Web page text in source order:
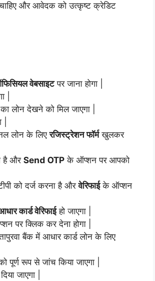
और आवेदक को उत्कृष्ट क्रेडिट
वेबसाइटपर जाना होगा |
|
लोन देखने को मिल जाएगा |
लोन के लिएरजिस्ट्रेशन फॉर्मखुलकर
है औरSend OTP के ऑप्शन पर आपको
को दर्ज करना है औरवेरिफाईके ऑप्शन
कार्ड वेरिफाईहो जाएगा |
पर क्लिक कर देना होगा |
बैंक में आधार कार्ड लोन के लिए
पूर्ण रूप से जांच किया जाएगा |
जाएगा |